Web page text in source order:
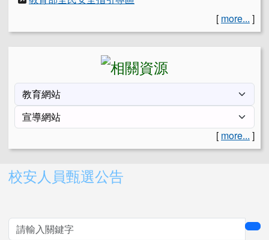
[ more... ]
[ more... ]
右邊區域內容
校安人員甄選公告